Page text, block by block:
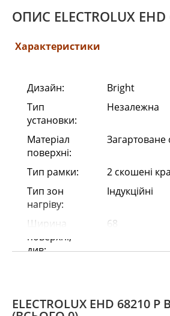
ОПИС ELECTROLUX
Характеристики
Дизайн:
Bright
Тип
установки:
Незалежна
Матеріал
поверхні:
Загартоване
Тип рамки:
2 скошені
Тип зон
нагріву:
Індукційні
Ширина
поверхні,
див:
68
Ліва дальня
Індукційна
ELECTROLUX EHD 68210 P